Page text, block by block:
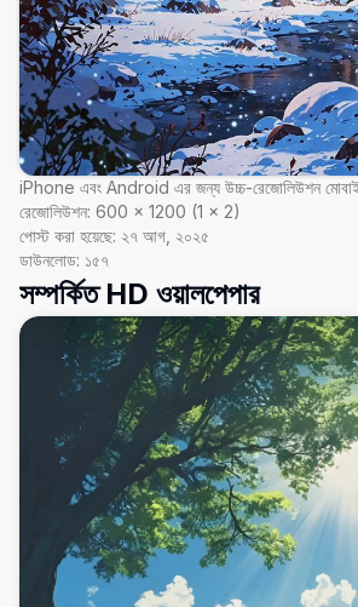
iPhone এবং Android এর জন্য উচ্চ-রেজোলিউশন
রেজোলিউশন: 600 × 1200 (1 × 2)
পোস্ট করা হয়েছে: ২৭ আগ, ২০২৫
ডাউনলোড: ১৫৭
সম্পর্কিত HD ওয়ালপেপার